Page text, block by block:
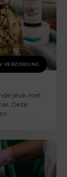
VERZORGING
jeuk met
Deze